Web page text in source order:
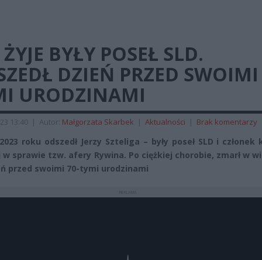
BYŁY POSEŁ SLD.
DZIEŃ PRZED
URODZINAMI
13:40 | Autor: Małgorzata Skarbek | Aktualności | Brak komentarzy
roku odszedł Jerzy Szteliga – były poseł SLD i członek
w sprawie tzw. afery Rywina. Po ciężkiej chorobie, zmarł w
przed swoimi 70-tymi urodzinami